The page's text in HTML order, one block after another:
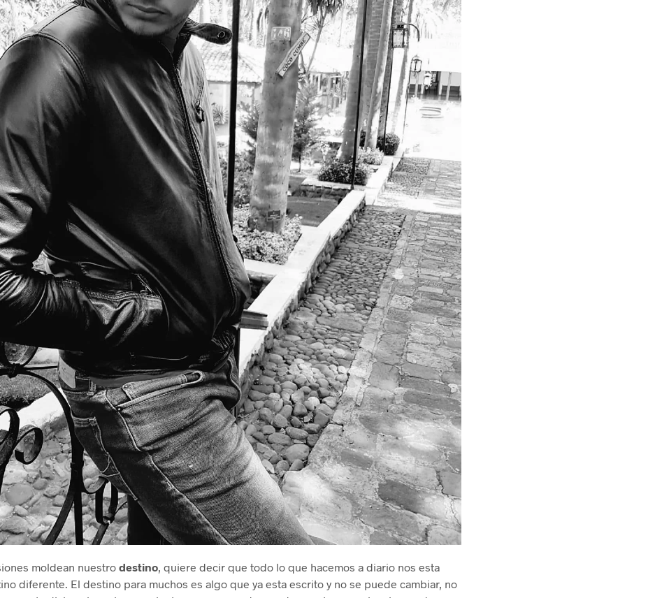
moldean nuestrodestino , quiere decir que todo lo que hacemos a diario nos esta
diferente. El destino para muchos es algo que ya esta escrito y no se puede cambiar, no